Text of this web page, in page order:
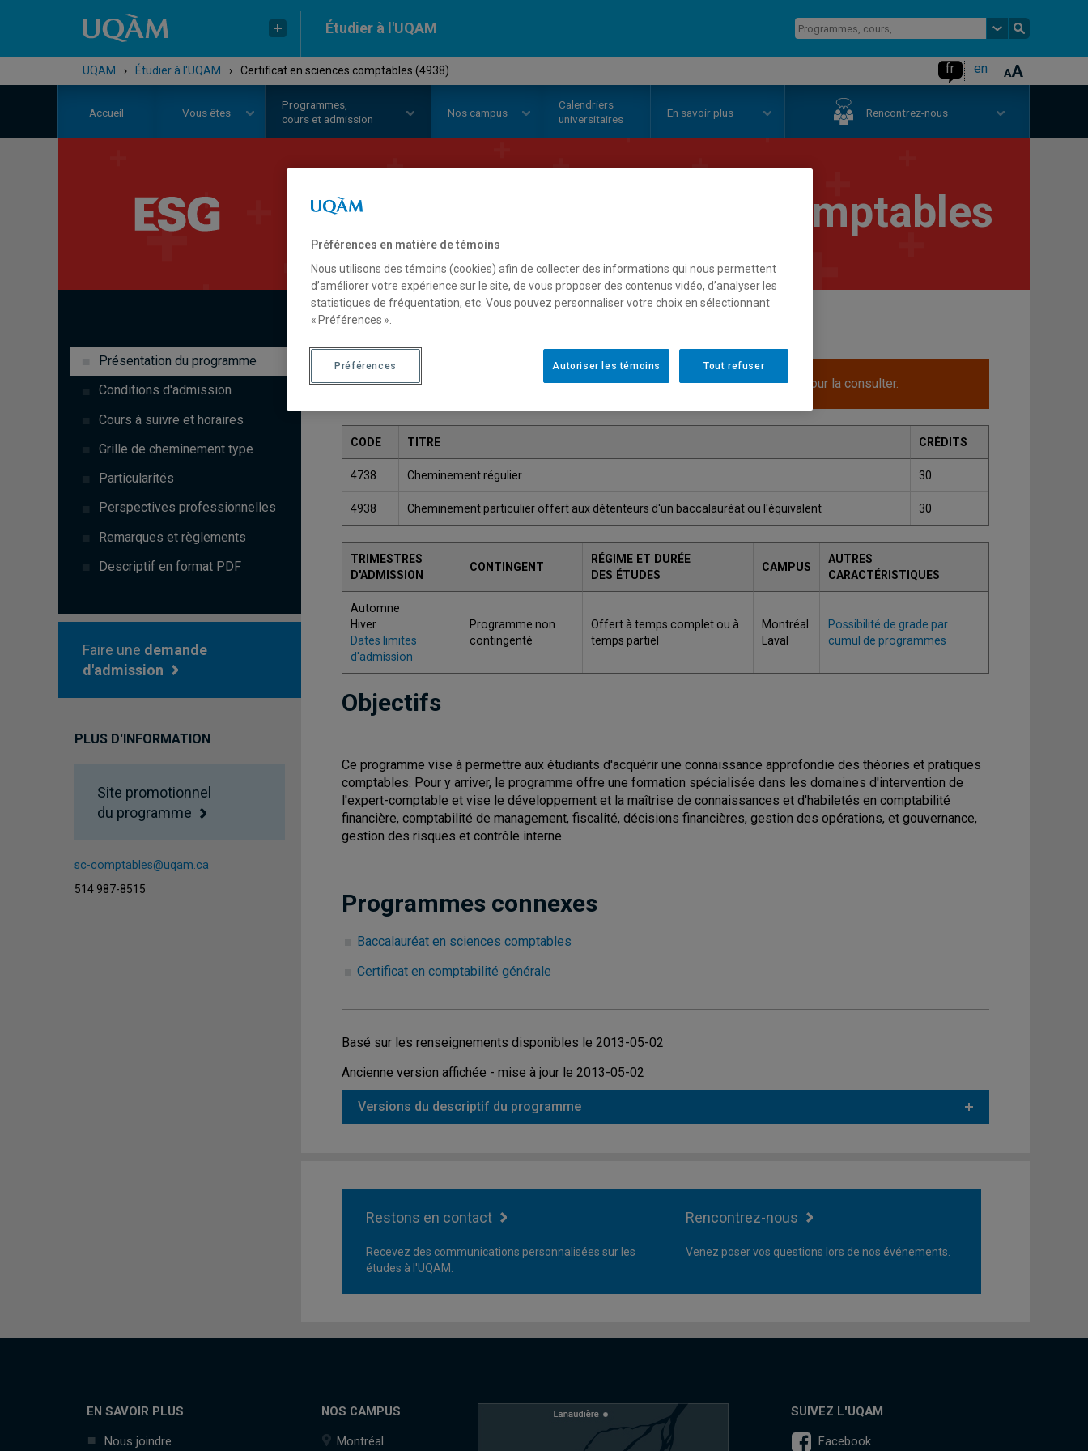
Étudier à l'UQAM
UQAM › Étudier à l'UQAM › Certificat en sciences comptables (4938) fr en
Accueil Vous êtes
Programmes,
cours et admission
Nos campus
Calendriers
universitaires
En savoir plus Rencontrez-nous
Certificat en sciences comptables
Présentation du programme
Conditions d'admission
Cours à suivre et horaires
Grille de cheminement type
Particularités
Perspectives professionnelles
Remarques et règlements
Descriptif en format PDF
Faire une demande
d'admission
PLUS D'INFORMATION
Site promotionnel
du programme
sc-comptables@uqam.ca
514 987-8515
Une version plus récente de ce programme est disponible.Cliquez ici pour la consulter.
CODE TITRE CRÉDITS
4738 Cheminement régulier 30
4938 Cheminement particulier offert aux détenteurs d'un baccalauréat ou l'équivalent 30
TRIMESTRES
D'ADMISSION
CONTINGENT
RÉGIME ET DURÉE
DES ÉTUDES
CAMPUS
AUTRES
CARACTÉRISTIQUES
Automne
Hiver
Dates limites
d'admission
Programme non
contingenté
Offert à temps complet ou à
temps partiel
Montréal
Laval
Possibilité de grade par
cumul de programmes
Objectifs
Ce programme vise à permettre aux étudiants d'acquérir une connaissance approfondie des théories et pratiques
comptables. Pour y arriver, le programme offre une formation spécialisée dans les domaines d'intervention de
l'expert-comptable et vise le développement et la maîtrise de connaissances et d'habiletés en comptabilité
financière, comptabilité de management, fiscalité, décisions financières, gestion des opérations, et gouvernance,
gestion des risques et contrôle interne.
Programmes connexes
Baccalauréat en sciences comptables
Certificat en comptabilité générale
Basé sur les renseignements disponibles le 2013-05-02
Ancienne version affichée - mise à jour le 2013-05-02
Versions du descriptif du programme
Restons en contact
Recevez des communications personnalisées sur les
études à l'UQAM.
Rencontrez-nous
Venez poser vos questions lors de nos événements.
EN SAVOIR PLUS
Nous joindre
NOS CAMPUS
Montréal
SUIVEZ L'UQAM
Facebook
Préférences en matière de témoins
Nous utilisons des témoins (cookies) afin de collecter des informations qui nous permettent
d’améliorer votre expérience sur le site, de vous proposer des contenus vidéo, d’analyser les
statistiques de fréquentation, etc. Vous pouvez personnaliser votre choix en sélectionnant
« Préférences ».
Tout refuser
Autoriser les témoins
Préférences